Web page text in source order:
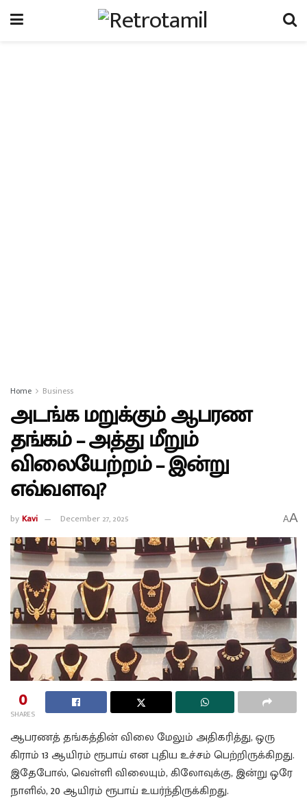
Home Business
அடங்க மறுக்கும் ஆபரண
தங்கம் – அத்து மீறும்
விலையேற்றம் – இன்று
எவ்வளவு?
byKavi December 27, 2025 AA
0
SHARES
ஆபரணத் தங்கத்தின் விலை மேலும் அதிகரித்து, ஒரு
கிராம் 13 ஆயிரம் ரூபாய் என புதிய உச்சம் பெற்றிருக்கிறது.
இதேபோல், வெள்ளி விலையும், கிலோவுக்கு, இன்று ஒரே
நாளில், 20 ஆயிரம் ரூபாய் உயர்ந்திருக்கிறது.